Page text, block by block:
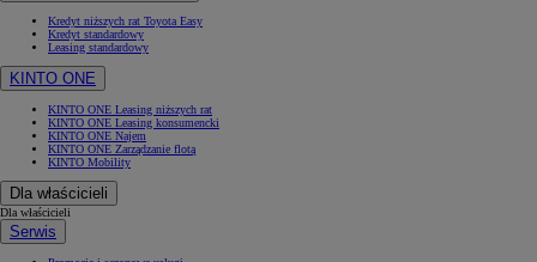
Kredyt niższych rat Toyota Easy
Kredyt standardowy
Leasing standardowy
KINTO ONE
KINTO ONE Leasing niższych rat
KINTO ONE Leasing konsumencki
KINTO ONE Najem
KINTO ONE Zarządzanie flotą
KINTO Mobility
Dla właścicieli
Dla właścicieli
Serwis